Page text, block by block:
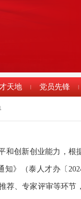
天地 | 党员先锋 |
和创新创业能力，根
知》（泰人才办〔
荐、专家评审等环节